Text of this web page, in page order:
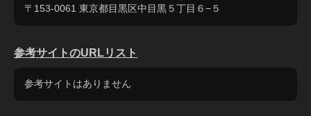
〒153-0061 東京都目黒区中目黒５丁目６−５
参考サイトのURLリスト
参考サイトはありません